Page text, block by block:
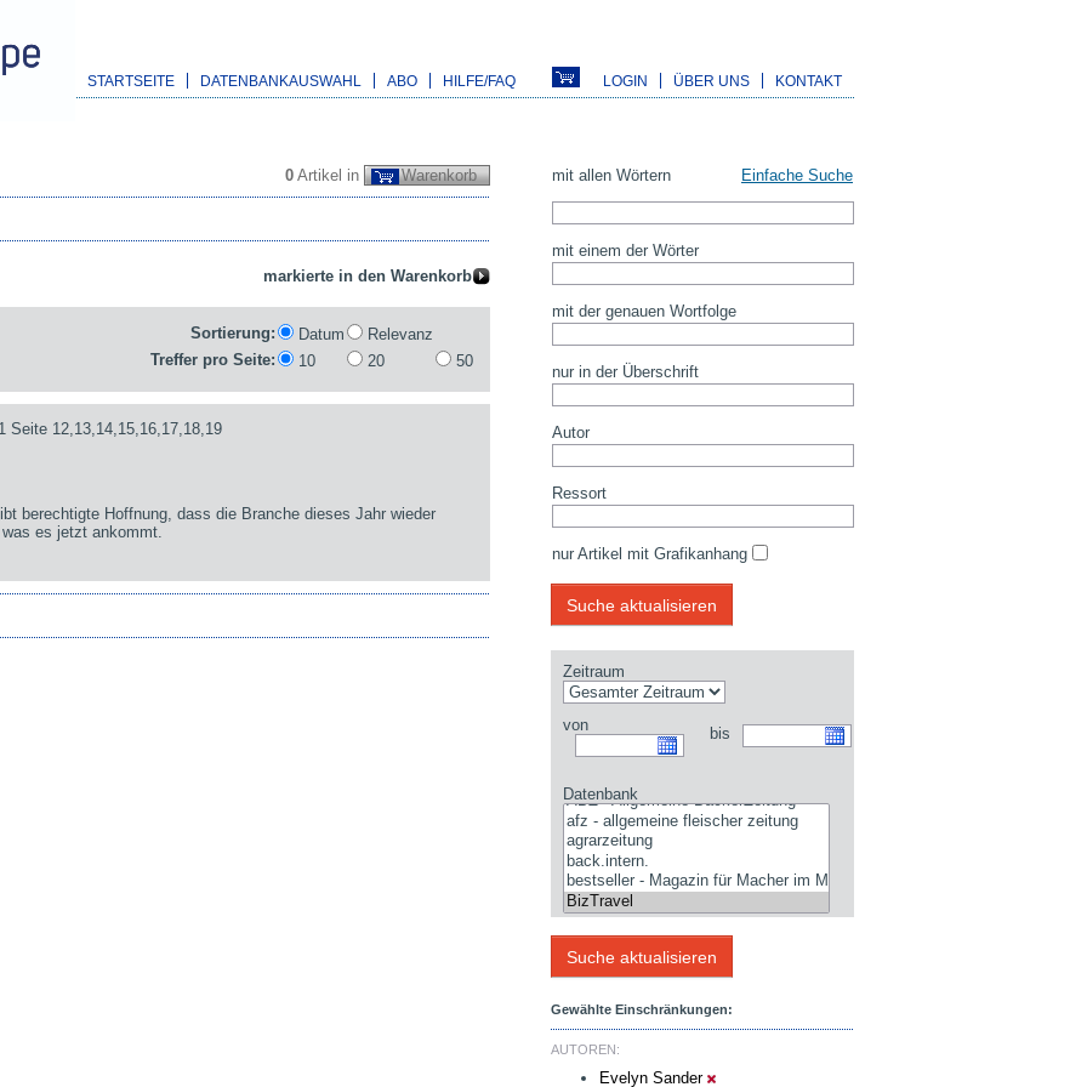
STARTSEITE DATENBANKAUSWAHL ABO HILFE/FAQ LOGIN ÜBER UNS KONTAKT
0 Artikel in Warenkorb
Sortierung: Datum
Relevanz
Treffer pro Seite:
10 20 50
Seite 12,13,14,15,16,17,18,19
berechtigte Hoffnung, dass die Branche dieses Jahr wieder
es jetzt ankommt.
mit allen Wörtern Einfache Suche
mit einem der Wörter
mit der genauen Wortfolge
nur in der Überschrift
Autor
Ressort
nur Artikel mit Grafikanhang
Zeitraum
von bis
Datenbank
Gewählte Einschränkungen:
AUTOREN:
Evelyn Sander